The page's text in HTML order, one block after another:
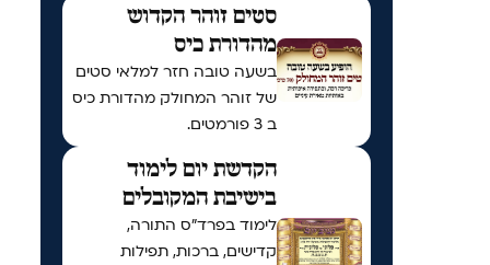
סטים זוהר הקדוש
מהדורת כיס
בשעה טובה חזר למלאי סטים
של זוהר המחולק מהדורת כיס
ב 3 פורמטים.
הקדשת יום לימוד
בישיבת המקובלים
לימוד בפרד"ס התורה,
קדישים, ברכות, תפילות